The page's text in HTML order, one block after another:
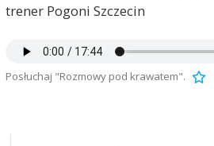
trener Pogoni Szczecin
Posłuchaj "Rozmowy pod krawatem".